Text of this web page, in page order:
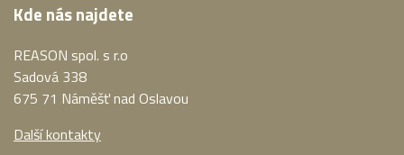
Kde nás najdete
REASON spol. s r.o
Sadová 338
675 71 Náměšť nad Oslavou
Další kontakty